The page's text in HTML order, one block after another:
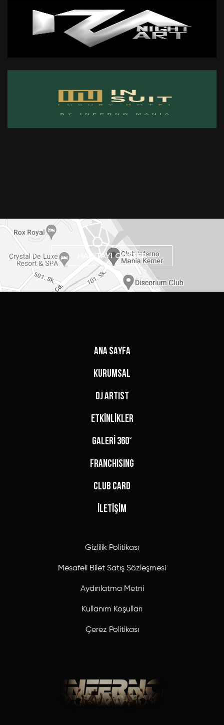
HARİTAYI GÖSTER
ANA SAYFA
KURUMSAL
DJ ARTIST
ETKİNLİKLER
GALERİ 360°
FRANCHISING
CLUB CARD
İLETİŞİM
Gizlilik Politikası
Mesafeli Bilet Satış Sözleşmesi
Aydınlatma Metni
Kullanım Koşulları
Çerez Politikası